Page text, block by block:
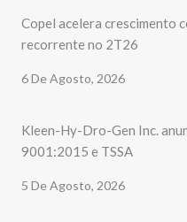
Copel acelera crescimento
recorrente no 2T26
6 De Agosto, 2026
Kleen-Hy-Dro-Gen Inc.
9001:2015 e TSSA
5 De Agosto, 2026